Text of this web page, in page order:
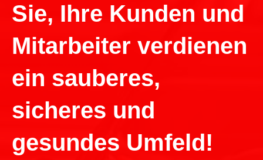
Sie, Ihre Kunden und
Mitarbeiter verdienen
ein sauberes,
sicheres und
gesundes Umfeld!